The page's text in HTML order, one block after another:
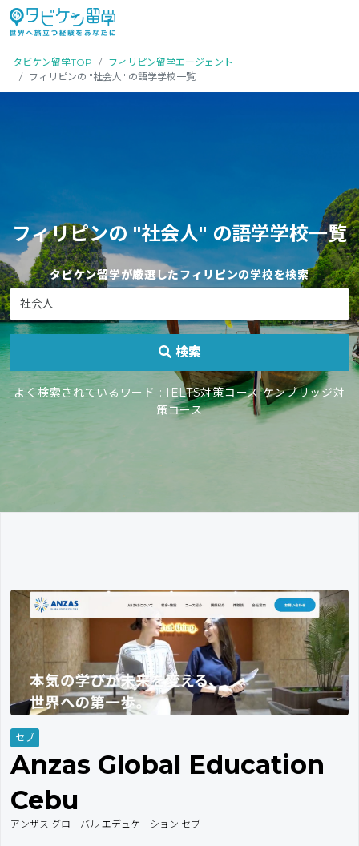
タビケン留学TOP
フィリピン留学エージェント
フィリピンの "社会人" の語学学校一覧
フィリピンの "社会人" の語学学校一覧
タビケン留学が厳選したフィリピンの学校を検索
検索
よく検索されているワード : IELTS対策コース ケンブリッジ対
策コース
セブ
Anzas Global Education
Cebu
アンザス グローバル エデュケーション セブ